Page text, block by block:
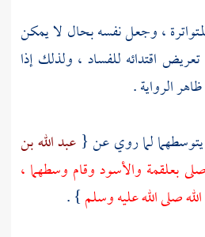
، وجعل نفسه بحال لا يمكن
تعريض اقتدائه للفساد ، ولذلك إذا
الرواية .
يتوسطهما لما روي عن { عبد الله بن
بعلقمة والأسودوقام وسطهما ،
صلى الله عليه وسلم} .